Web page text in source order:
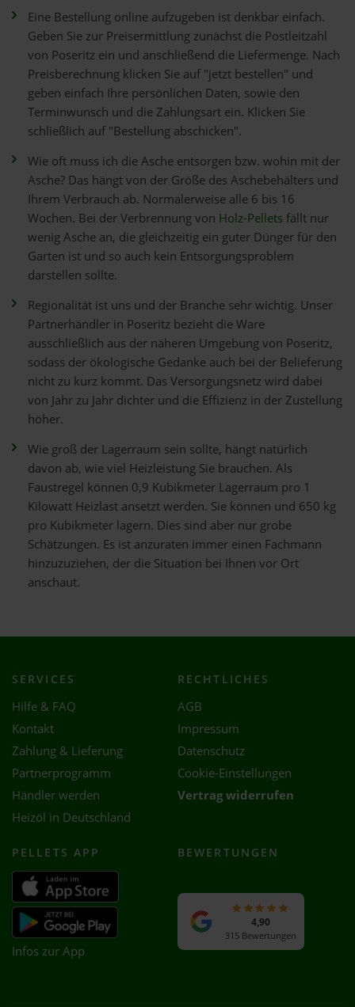
Eine Bestellung online aufzugeben ist denkbar einfach.
Geben Sie zur Preisermittlung zunächst die Postleitzahl
von Poseritz ein und anschließend die Liefermenge. Nach
Preisberechnung klicken Sie auf "jetzt bestellen" und
geben einfach Ihre persönlichen Daten, sowie den
Terminwunsch und die Zahlungsart ein. Klicken Sie
schließlich auf "Bestellung abschicken".
Wie oft muss ich die Asche entsorgen bzw. wohin mit der
Asche? Das hängt von der Größe des Aschebehälters und
Ihrem Verbrauch ab. Normalerweise alle 6 bis 16
Wochen. Bei der Verbrennung von Holz-Pelletsfällt nur
wenig Asche an, die gleichzeitig ein guter Dünger für den
Garten ist und so auch kein Entsorgungsproblem
darstellen sollte.
Regionalität ist uns und der Branche sehr wichtig. Unser
Partnerhändler in Poseritz bezieht die Ware
ausschließlich aus der näheren Umgebung von Poseritz,
sodass der ökologische Gedanke auch bei der Belieferung
nicht zu kurz kommt. Das Versorgungsnetz wird dabei
von Jahr zu Jahr dichter und die Effizienz in der Zustellung
höher.
Wie groß der Lagerraum sein sollte, hängt natürlich
davon ab, wie viel Heizleistung Sie brauchen. Als
Faustregel können 0,9 Kubikmeter Lagerraum pro 1
Kilowatt Heizlast ansetzt werden. Sie können und 650 kg
pro Kubikmeter lagern. Dies sind aber nur grobe
Schätzungen. Es ist anzuraten immer einen Fachmann
hinzuzuziehen, der die Situation bei Ihnen vor Ort
anschaut.
SERVICES
Hilfe & FAQ
Kontakt
Zahlung & Lieferung
Partnerprogramm
Händler werden
Heizöl in Deutschland
RECHTLICHES
AGB
Impressum
Datenschutz
Cookie-Einstellungen
Vertrag widerrufen
PELLETS APP
Infos zur App
BEWERTUNGEN
4,90
315 Bewertungen